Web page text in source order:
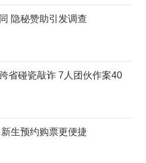
隐秘赞助引发调查
省碰瓷敲诈 7人团伙作案40
生预约购票更便捷